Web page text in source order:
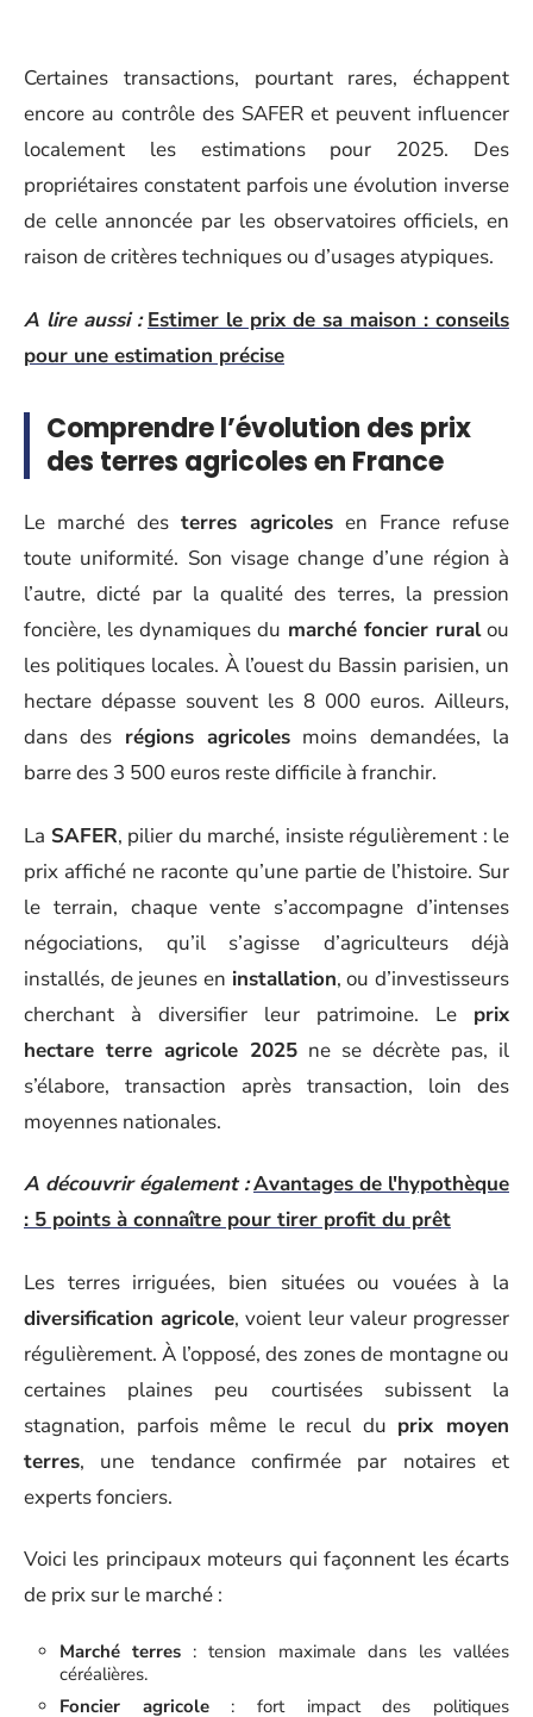
Certaines transactions, pourtant rares, échappent
encore au contrôle des SAFER et peuvent influencer
localement les estimations pour 2025. Des
propriétaires constatent parfois une évolution inverse
de celle annoncée par les observatoires officiels, en
raison de critères techniques ou d’usages atypiques.
A lire aussi : Estimer le prix de sa maison : conseils
pour une estimation précise
Comprendre l’évolution des prix
des terres agricoles en France
Le marché des terres agricoles en France refuse
toute uniformité. Son visage change d’une région à
l’autre, dicté par la qualité des terres, la pression
foncière, les dynamiques du marché foncier ruralou
les politiques locales. À l’ouest du Bassin parisien, un
hectare dépasse souvent les 8 000 euros. Ailleurs,
dans des régions agricoles moins demandées, la
barre des 3 500 euros reste difficile à franchir.
La SAFER, pilier du marché, insiste régulièrement : le
prix affiché ne raconte qu’une partie de l’histoire. Sur
le terrain, chaque vente s’accompagne d’intenses
négociations, qu’il s’agisse d’agriculteurs déjà
installés, de jeunes en installation, ou d’investisseurs
cherchant à diversifier leur patrimoine. Le prix
hectare terre agricole 2025 ne se décrète pas, il
s’élabore, transaction après transaction, loin des
moyennes nationales.
A découvrir également :Avantages de l'hypothèque
: 5 points à connaître pour tirer profit du prêt
Les terres irriguées, bien situées ou vouées à la
diversification agricole, voient leur valeur progresser
régulièrement. À l’opposé, des zones de montagne ou
certaines plaines peu courtisées subissent la
stagnation, parfois même le recul du prix moyen
terres, une tendance confirmée par notaires et
experts fonciers.
Voici les principaux moteurs qui façonnent les écarts
de prix sur le marché :
Marché terres : tension maximale dans les vallées
céréalières.
Foncier agricole: fort impact des politiques